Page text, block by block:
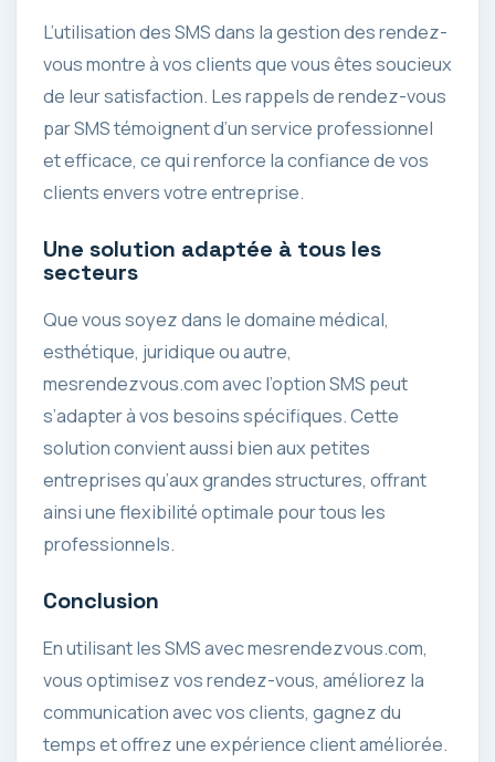
L’utilisation des SMS dans la gestion des rendez-
vous montre à vos clients que vous êtes soucieux
de leur satisfaction. Les rappels de rendez-vous
par SMS témoignent d’un service professionnel
et efficace, ce qui renforce la confiance de vos
clients envers votre entreprise.
Une solution adaptée à tous les
secteurs
Que vous soyez dans le domaine médical,
esthétique, juridique ou autre,
mesrendezvous.com avec l’option SMS peut
s’adapter à vos besoins spécifiques. Cette
solution convient aussi bien aux petites
entreprises qu’aux grandes structures, offrant
ainsi une flexibilité optimale pour tous les
professionnels.
Conclusion
En utilisant les SMS avec mesrendezvous.com,
vous optimisez vos rendez-vous, améliorez la
communication avec vos clients, gagnez du
temps et offrez une expérience client améliorée.